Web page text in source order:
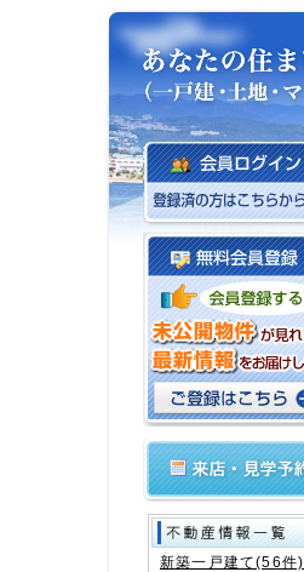
新築一戸建て(56件)